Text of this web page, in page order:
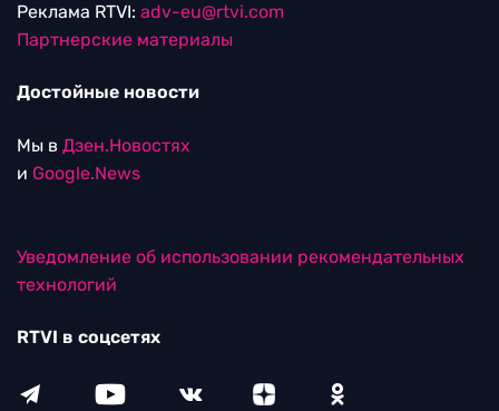
Реклама RTVI: adv-eu@rtvi.com
Партнерские материалы
Достойные новости
Мы в Дзен.Новостях
и Google.News
Уведомление об использовании рекомендательных
технологий
RTVI в соцсетях